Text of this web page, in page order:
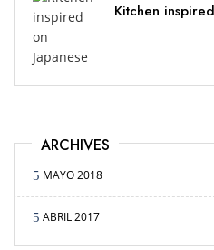
Kitchen
ARCHIVES
MAYO 2018
ABRIL 2017